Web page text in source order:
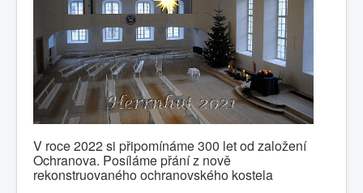
0 12345
Hlavní
Historie
Oznámení
Kalendář
Kontakty
V roce 2022 si připomínáme 300 let od založení
Ochranova. Posíláme přání z nově
rekonstruovaného ochranovského kostela